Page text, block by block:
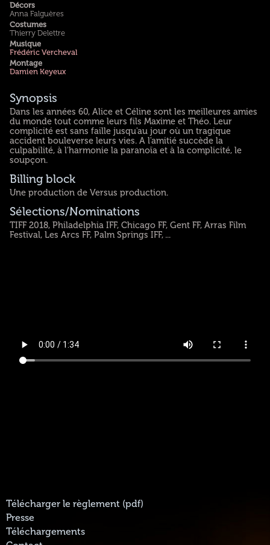
Décors
Anna Falguères
Costumes
Thierry Delettre
Musique
Frédéric Vercheval
Montage
Damien Keyeux
Synopsis
Dans les années 60, Alice et Céline sont les meilleures amies
du monde tout comme leurs fils Maxime et Théo. Leur
complicité est sans faille jusqu'au jour où un tragique
accident bouleverse leurs vies. A l'amitié succède la
culpabilité, à l'harmonie la paranoïa et à la complicité, le
soupçon.
Billing block
Une production de Versus production.
Sélections/Nominations
TIFF 2018, Philadelphia IFF, Chicago FF, Gent FF, Arras Film
Festival, Les Arcs FF, Palm Springs IFF, ...
Télécharger le règlement (pdf)
Presse
Téléchargements